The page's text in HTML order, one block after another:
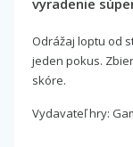
vyradenie
Odrážaj loptu od
jeden pokus.
skóre.
Vydavateľ hry: